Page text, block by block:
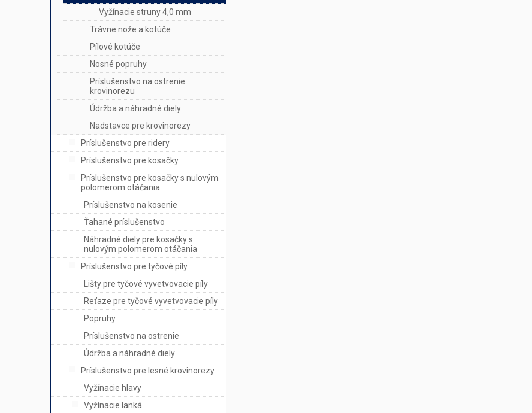
Vyžínacie struny 4,0 mm
Trávne nože a kotúče
Pílové kotúče
Nosné popruhy
Príslušenstvo na ostrenie
krovinorezu
Údržba a náhradné diely
Nadstavce pre krovinorezy
Príslušenstvo pre ridery
Príslušenstvo pre kosačky
Príslušenstvo pre kosačky s nulovým
polomerom otáčania
Príslušenstvo na kosenie
Ťahané príslušenstvo
Náhradné diely pre kosačky s
nulovým polomerom otáčania
Príslušenstvo pre tyčové píly
Lišty pre tyčové vyvetvovacie píly
Reťaze pre tyčové vyvetvovacie píly
Popruhy
Príslušenstvo na ostrenie
Údržba a náhradné diely
Príslušenstvo pre lesné krovinorezy
Vyžínacie hlavy
Vyžínacie lanká